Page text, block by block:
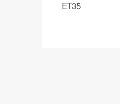
ET35